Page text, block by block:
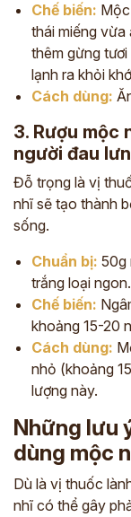
Chế biến:
thái miếng vừa
thêm gừng
lạnh ra khỏi
Cách dùng:
3. Rượu mộc
người đau
Đỗ trọng là vị
nhĩ sẽ tạo thành
sống.
Chuẩn bị: 50g
trắng loại ngon.
Chế biến:
khoảng 15-20
Cách dùng:
nhỏ (khoảng
lượng này.
Những lưu
dùng mộc
Dù là vị thuốc
nhĩ có thể gây